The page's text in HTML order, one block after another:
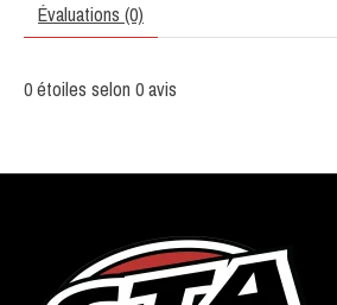
Évaluations (0)
0étoiles selon 0avis